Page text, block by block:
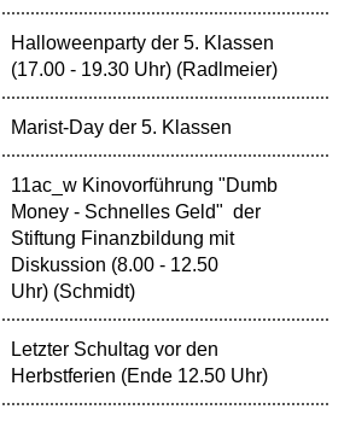
Halloweenparty der 5. Klassen
(17.00 - 19.30 Uhr) (Radlmeier)
Marist-Day der 5. Klassen
11ac_w Kinovorführung "Dumb
Money - Schnelles Geld" der
Stiftung Finanzbildung mit
Diskussion (8.00 - 12.50
Uhr) (Schmidt)
Letzter Schultag vor den
Herbstferien (Ende 12.50 Uhr)